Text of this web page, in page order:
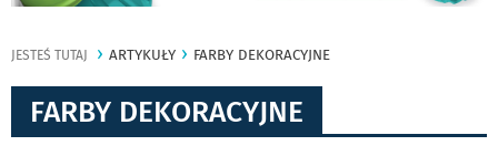
JESTEŚ TUTAJ ARTYKUŁY FARBY DEKORACYJNE
FARBY DEKORACYJNE